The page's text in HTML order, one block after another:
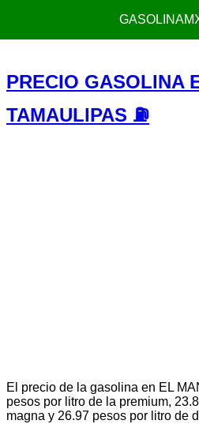
PRECIO GASOLINA
TAMAULIPAS ⛽
El precio de la gasolina en EL
pesos por litro de la premium,
magna y 26.97 pesos por litro de